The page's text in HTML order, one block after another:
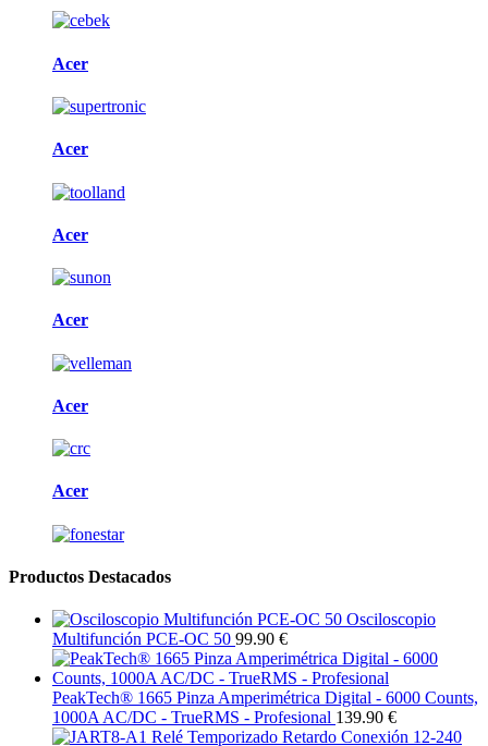
Acer
Acer
Acer
Acer
Acer
Acer
Productos Destacados
Osciloscopio
Multifunción PCE-OC 50 99.90 €
PeakTech® 1665 Pinza Amperimétrica Digital - 6000 Counts,
1000A AC/DC - TrueRMS - Profesional 139.90 €